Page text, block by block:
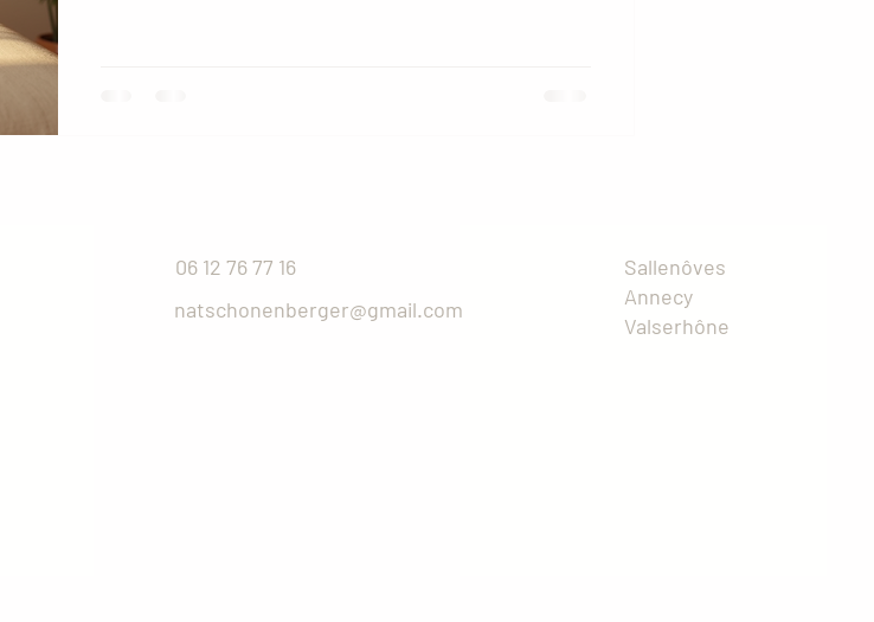
06 12 76 77 16
natschonenberger@gmail.com
Sallenôves
Annecy
Valserhône